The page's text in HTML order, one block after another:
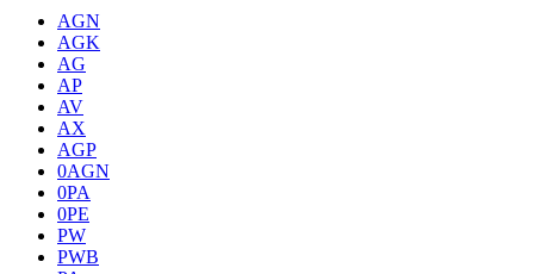
AGN
AGK
AG
AP
AV
AX
AGP
0AGN
0PA
0PE
PW
PWB